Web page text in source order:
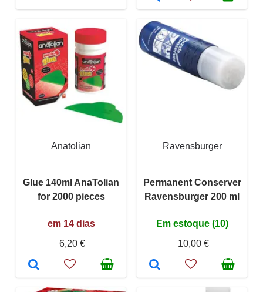
Anatolian
Glue 140ml AnaTolian
for 2000 pieces
em 14 dias
6,20 €
Ravensburger
Permanent Conserver
Ravensburger 200 ml
Em estoque (10)
10,00 €